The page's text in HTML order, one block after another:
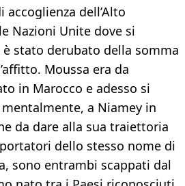
accoglienza dell’Alto
Nazioni Unite dove si
stato derubato della somma
Moussa era da
in Marocco e adesso si
a Niamey in
da dare alla sua traiettoria
dello stesso nome di
sono entrambi scappati dal